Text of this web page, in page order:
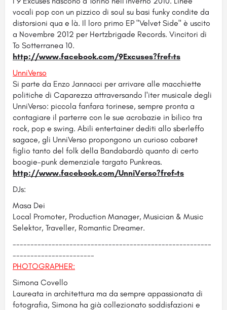
vocali pop con un pizzico di soul su basi funky condite da
distorsioni qua e là. Il loro primo EP "Velvet Side" è uscito
a Novembre 2012 per Hertzbrigade Records. Vincitori di
To Sotterranea 10.
http://www.facebook.com/9Excuses?fref=ts
UnniVerso
Si parte da Enzo Jannacci per arrivare alle macchiette
politiche di Caparezza attraversando l'iter musicale degli
UnniVerso: piccola fanfara torinese, sempre pronta a
contagiare il parterre con le sue acrobazie in bilico tra
rock, pop e swing. Abili entertainer dediti allo sberleffo
sagace, gli UnniVerso propongono un curioso cabaret
figlio tanto del folk della Bandabardò quanto di certo
boogie-punk demenziale targato Punkreas.
http://www.facebook.com/UnniVerso?fref=ts
DJs:
Masa Dei
Local Promoter, Production Manager, Musician & Music
Selektor, Traveller, Romantic Dreamer.
--------------------------------------------------------
-----------------------
PHOTOGRAPHER:
Simona Covello
Laureata in architettura ma da sempre appassionata di
fotografia, Simona ha già collezionato soddisfazioni e